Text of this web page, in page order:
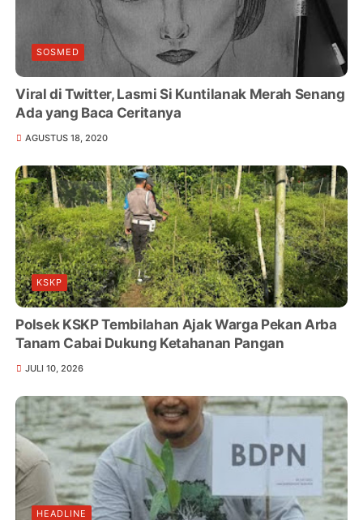
SOSMED
Viral di Twitter, Lasmi Si Kuntilanak Merah Senang
Ada yang Baca Ceritanya
AGUSTUS 18, 2020
KSKP
Polsek KSKP Tembilahan Ajak Warga Pekan Arba
Tanam Cabai Dukung Ketahanan Pangan
JULI 10, 2026
HEADLINE